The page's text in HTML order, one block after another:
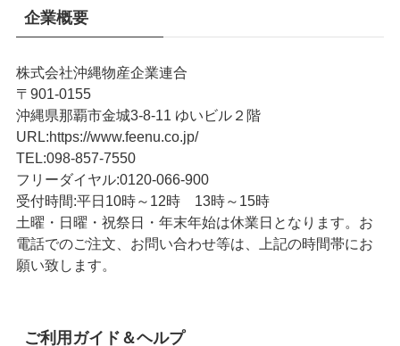
企業概要
株式会社沖縄物産企業連合
〒901-0155
沖縄県那覇市金城3-8-11 ゆいビル２階
URL:https://www.feenu.co.jp/
TEL:098-857-7550
フリーダイヤル:0120-066-900
受付時間:平日10時～12時 13時～15時
土曜・日曜・祝祭日・年末年始は休業日となります。お
電話でのご注文、お問い合わせ等は、上記の時間帯にお
願い致します。
ご利用ガイド＆ヘルプ